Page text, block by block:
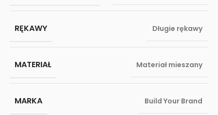
RĘKAWY Długie rękawy
MATERIAŁ Materiał mieszany
MARKA Build Your Brand